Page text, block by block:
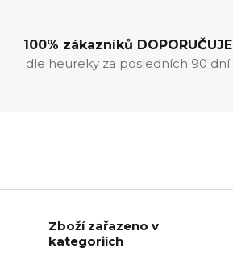
100% zákazníků DOPORUČUJE
dle heureky za posledních 90 dní
Zboží zařazeno v
kategoriích